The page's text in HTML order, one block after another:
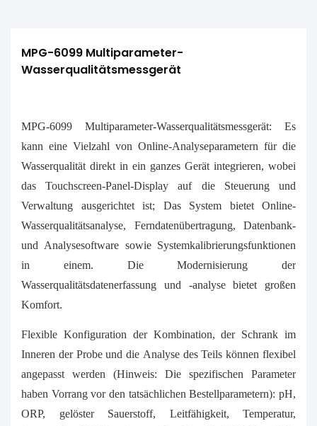
MPG-6099 Multiparameter-
Wasserqualitätsmessgerät
MPG-6099 Multiparameter-Wasserqualitätsmessgerät: Es
kann eine Vielzahl von Online-Analyseparametern für die
Wasserqualität direkt in ein ganzes Gerät integrieren, wobei
das Touchscreen-Panel-Display auf die Steuerung und
Verwaltung ausgerichtet ist; Das System bietet Online-
Wasserqualitätsanalyse, Ferndatenübertragung, Datenbank-
und Analysesoftware sowie Systemkalibrierungsfunktionen
in einem. Die Modernisierung der
Wasserqualitätsdatenerfassung und -analyse bietet großen
Komfort.
Flexible Konfiguration der Kombination, der Schrank im
Inneren der Probe und die Analyse des Teils können flexibel
angepasst werden (Hinweis: Die spezifischen Parameter
haben Vorrang vor den tatsächlichen Bestellparametern): pH,
ORP, gelöster Sauerstoff, Leitfähigkeit, Temperatur,